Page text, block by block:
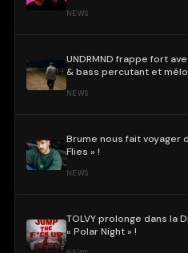
NEWS
UNDRMND frappe fort
& bass percutant et
NEWS
Brume nous fait voyager
Flies » !
NEWS
TOLVY prolonge dans la
« Polar Night » !